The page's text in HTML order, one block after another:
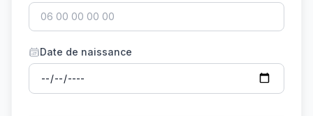
Date de naissance